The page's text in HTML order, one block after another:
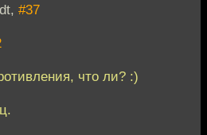
#37
что ли? :)